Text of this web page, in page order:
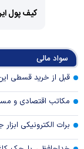
کیف پول
سواد مالی
قبل از خرید قسطی این ۷ هزینه پنهان را
مکاتب اقتصادی و
برات الکترونیکی